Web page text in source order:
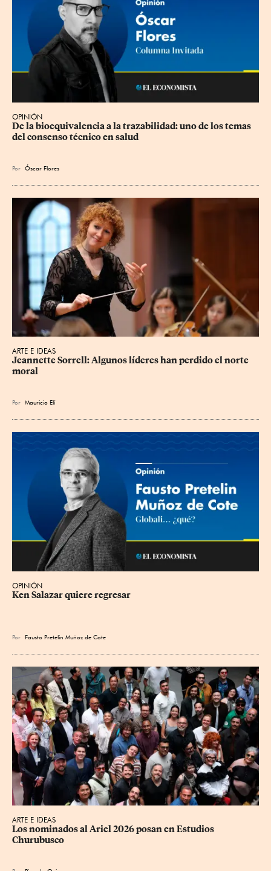
OPINIÓN
De la bioequivalencia a la trazabilidad: uno de los temas
del consenso técnico en salud
Por Óscar Flores
ARTE E IDEAS
Jeannette Sorrell: Algunos líderes han perdido el norte
moral
Por Mauricio Elí
OPINIÓN
Ken Salazar quiere regresar
Por Fausto Pretelin Muñoz de Cote
ARTE E IDEAS
Los nominados al Ariel 2026 posan en Estudios
Churubusco